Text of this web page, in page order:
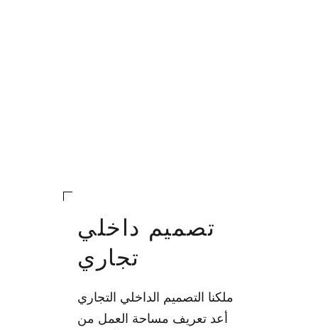
تصميم داخلي
تجاري
ملكنا التصميم الداخلي التجاري
أعد تعريف مساحة العمل من